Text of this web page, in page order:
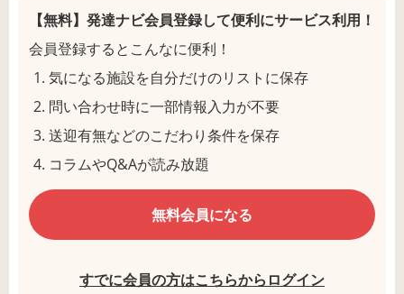
【無料】発達ナビ会員登録して便利にサービス利用！
会員登録するとこんなに便利！
気になる施設を自分だけのリストに保存
問い合わせ時に一部情報入力が不要
送迎有無などのこだわり条件を保存
コラムやQ&Aが読み放題
無料会員になる
すでに会員の方はこちらからログイン